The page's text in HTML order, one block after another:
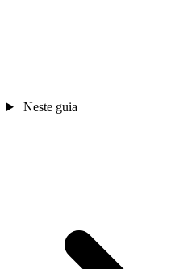
Neste guia